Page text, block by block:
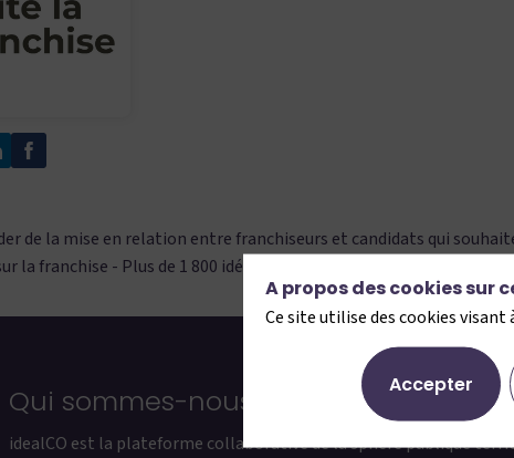
de la mise en relation entre franchiseurs et candidats qui
la franchise - Plus de 1 800 idées de création en franchise - Des
Qui sommes-nous ?
idealCO est la plateforme collaborative de la sphère publique
A propos des cookies sur
Ce site utilise des cookies
Accepter